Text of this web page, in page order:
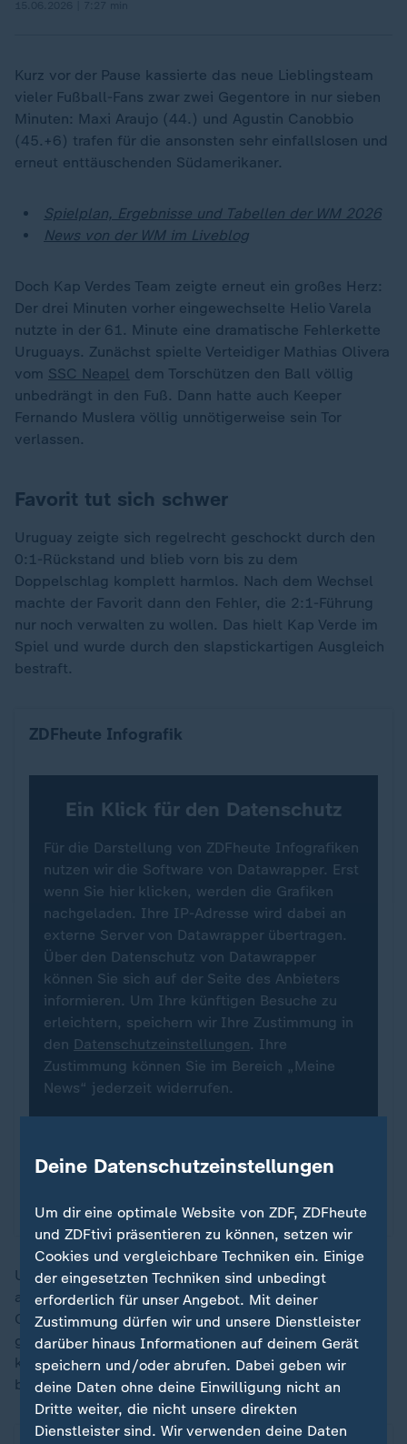
Kurz vor der Pause kassierte das neue Lieblingsteam
vieler Fußball-Fans zwar zwei Gegentore in nur sieben
Minuten: Maxi Araujo (44.) und Agustin Canobbio
(45.+6) trafen für die ansonsten sehr einfallslosen und
erneut enttäuschenden Südamerikaner.
Spielplan, Ergebnisse und Tabellen der WM 2026
News von der WM im Liveblog
Doch Kap Verdes Team zeigte erneut ein großes Herz:
Der drei Minuten vorher eingewechselte Helio Varela
nutzte in der 61. Minute eine dramatische Fehlerkette
Uruguays. Zunächst spielte Verteidiger Mathias Olivera
vom SSC Neapel dem Torschützen den Ball völlig
unbedrängt in den Fuß. Dann hatte auch Keeper
Fernando Muslera völlig unnötigerweise sein Tor
verlassen.
Favorit tut sich schwer
Uruguay zeigte sich regelrecht geschockt durch den
0:1-Rückstand und blieb vorn bis zu dem
Doppelschlag komplett harmlos. Nach dem Wechsel
machte der Favorit dann den Fehler, die 2:1-Führung
nur noch verwalten zu wollen. Das hielt Kap Verde im
Spiel und wurde durch den slapstickartigen Ausgleich
bestraft.
ZDFheute Infografik
Ein Klick für den Datenschutz
Für die Darstellung von ZDFheute Infografiken
nutzen wir die Software von Datawrapper. Erst
wenn Sie hier klicken, werden die Grafiken
nachgeladen. Ihre IP-Adresse wird dabei an
externe Server von Datawrapper übertragen.
Über den Datenschutz von Datawrapper
können Sie sich auf der Seite des Anbieters
informieren. Um Ihre künftigen Besuche zu
erleichtern, speichern wir Ihre Zustimmung in
den Datenschutzeinstellungen. Ihre
Zustimmung können Sie im Bereich „Meine
News“ jederzeit widerrufen.
Uruguay drängte in einer wilden Schlussphase wieder
auf ein drittes Tor und vergab noch mehrere gute
Chancen. Doch ein Schuss von Brian Rodriguez wurde
geblockt (86.), ein Freistoß von Fede Valverde flog
knapp über das Tor (90.) und auch Canobbio schoss
bei einem schnellen Konter daneben (90.+3).
Deine Datenschutzeinstellungen
Um dir eine optimale Website von ZDF, ZDFheute
und ZDFtivi präsentieren zu können, setzen wir
Cookies und vergleichbare Techniken ein. Einige
der eingesetzten Techniken sind unbedingt
erforderlich für unser Angebot. Mit deiner
Zustimmung dürfen wir und unsere Dienstleister
darüber hinaus Informationen auf deinem Gerät
speichern und/oder abrufen. Dabei geben wir
deine Daten ohne deine Einwilligung nicht an
Dritte weiter, die nicht unsere direkten
Dienstleister sind. Wir verwenden deine Daten